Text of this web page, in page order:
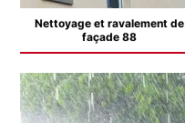
Nettoyage et ravalement de
façade 88